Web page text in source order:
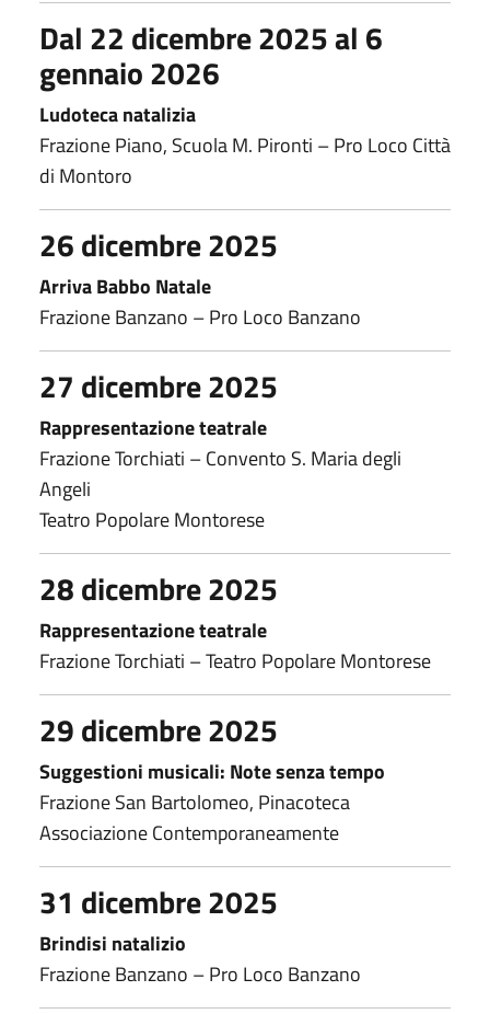
Dal 22 dicembre 2025 al 6
gennaio 2026
Ludoteca natalizia
Frazione Piano, Scuola M. Pironti – Pro Loco Città
di Montoro
26 dicembre 2025
Arriva Babbo Natale
Frazione Banzano – Pro Loco Banzano
27 dicembre 2025
Rappresentazione teatrale
Frazione Torchiati – Convento S. Maria degli
Angeli
Teatro Popolare Montorese
28 dicembre 2025
Rappresentazione teatrale
Frazione Torchiati – Teatro Popolare Montorese
29 dicembre 2025
Suggestioni musicali: Note senza tempo
Frazione San Bartolomeo, Pinacoteca
Associazione Contemporaneamente
31 dicembre 2025
Brindisi natalizio
Frazione Banzano – Pro Loco Banzano